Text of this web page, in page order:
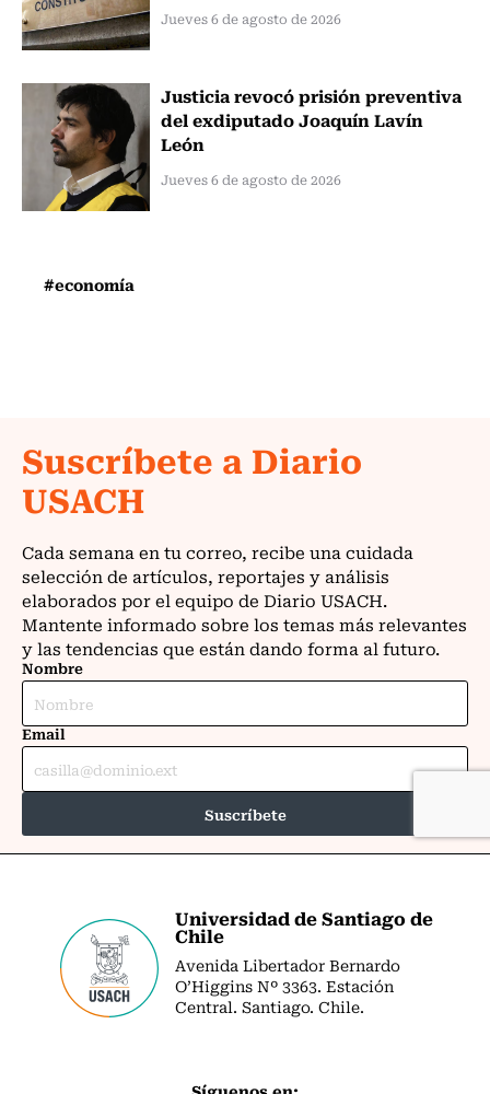
Jueves 6 de agosto de 2026
Justicia revocó prisión preventiva
del exdiputado Joaquín Lavín
León
Jueves 6 de agosto de 2026
#economía
Universidad de Santiago de
Chile
Avenida Libertador Bernardo
O’Higgins Nº 3363. Estación
Central. Santiago. Chile.